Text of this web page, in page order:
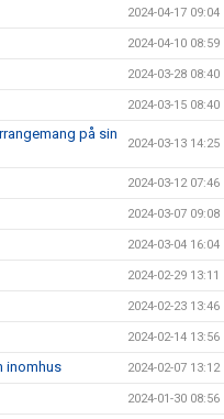
2024-04-17 09:04
2024-04-10 08:59
2024-03-28 08:40
2024-03-15 08:40
på sin
2024-03-13 14:25
2024-03-12 07:46
2024-03-07 09:08
2024-03-04 16:04
2024-02-29 13:11
2024-02-23 13:46
2024-02-14 13:56
inomhus 2024-02-07 13:12
2024-01-30 08:56